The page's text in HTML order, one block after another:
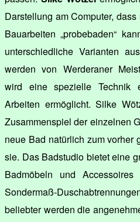
Darstellung am Computer,
Bauarbeiten „probebaden“
unterschiedliche Varianten
werden von Werderaner
wird eine spezielle Technik
Arbeiten ermöglicht. Silke
Zusammenspiel der einzelnen
neue Bad natürlich zum vorher
sie. Das Badstudio bietet eine
Badmöbeln und
Sondermaß-
beliebter werden die